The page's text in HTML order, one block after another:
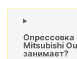
Опрессовка
Mitsubishi
занимает?